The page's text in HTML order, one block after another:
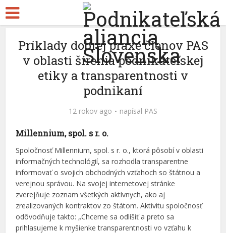
Príklady dobrej praxe členov PAS
v oblasti šírenia podnikateľskej
etiky a transparentnosti v
podnikaní
12 rokov ago napísal PAS
Millennium, spol. s r. o.
Spoločnosť Millennium, spol. s r. o., ktorá pôsobí v oblasti
informačných technológií, sa rozhodla transparentne
informovať o svojich obchodných vzťahoch so štátnou a
verejnou správou. Na svojej internetovej stránke
zverejňuje zoznam všetkých aktívnych, ako aj
zrealizovaných kontraktov zo štátom. Aktivitu spoločnosť
odôvodňuje takto: „Chceme sa odlíšiť a preto sa
prihlasujeme k myšienke transparentnosti vo vzťahu k